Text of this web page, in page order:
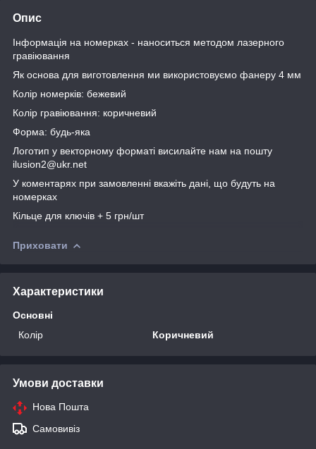
Опис
Інформація на номерках - наноситься методом лазерного
гравіювання
Як основа для виготовлення ми використовуємо фанеру 4 мм
Колір номерків: бежевий
Колір гравіювання: коричневий
Форма: будь-яка
Логотип у векторному форматі висилайте нам на пошту
ilusion2@ukr.net
У коментарях при замовленні вкажіть дані, що будуть на
номерках
Кільце для ключів + 5 грн/шт
Приховати
Характеристики
Основні
Колір
Коричневий
Умови доставки
Нова Пошта
Самовивіз